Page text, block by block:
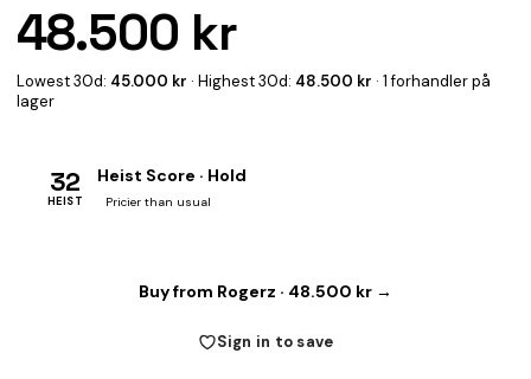
48.500 kr
Lowest 30d: 45.000 kr · Highest 30d: 48.500 kr · 1 forhandler på
lager
32
HEIST
Heist Score · Hold
Pricier than usual
Buy from Rogerz · 48.500 kr →
Sign in to save